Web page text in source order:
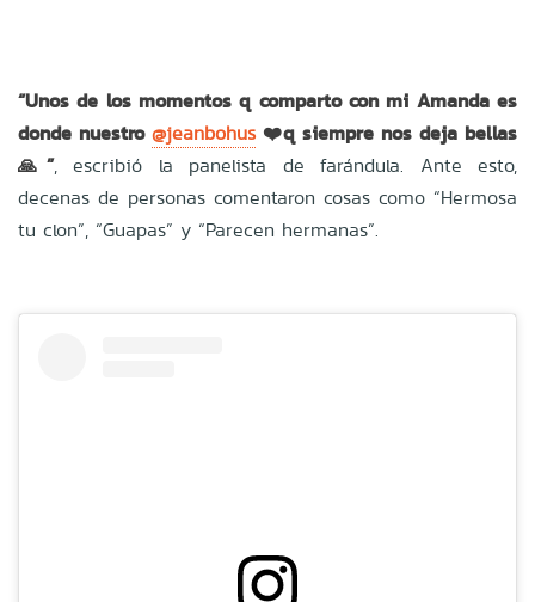
“Unos de los momentos q comparto con mi Amanda es
donde nuestro@jeanbohus❤️q siempre nos deja bellas
🙏”, escribió la panelista de farándula. Ante esto,
decenas de personas comentaron cosas como “Hermosa
tu clon”, “Guapas” y “Parecen hermanas”.